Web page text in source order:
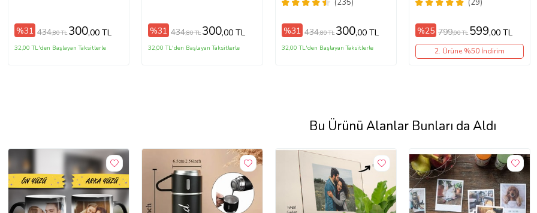
%31 434,80 TL 300,00 TL
32,00 TL'den Başlayan Taksitlerle
%31 434,80 TL 300,00 TL
32,00 TL'den Başlayan Taksitlerle
%31 434,80 TL 300,00 TL
32,00 TL'den Başlayan Taksitlerle
%25 799,00 TL 599,00 TL
2. Ürüne %50 İndirim
Bu Ürünü Alanlar Bunları da Aldı